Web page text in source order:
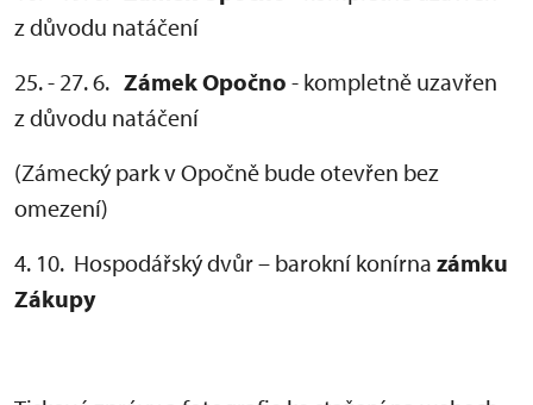
z důvodu natáčení
25. - 27. 6. Zámek Opočno - kompletně uzavřen
z důvodu natáčení
(Zámecký park v Opočně bude otevřen bez
omezení)
4. 10. Hospodářský dvůr – barokní konírna zámku
Zákupy